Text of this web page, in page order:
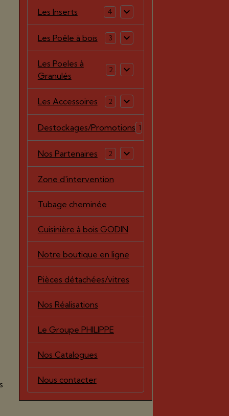
Les Inserts 4
Les Poêle à bois 3
Les Poeles à
Granulés
2
Les Accessoires 2
Destockages/Promotions 1
Nos Partenaires 2
Zone d'intervention
Tubage cheminée
Cuisinière à bois GODIN
Notre boutique en ligne
Pièces détachées/vitres
Nos Réalisations
Le Groupe PHILIPPE
Nos Catalogues
Nous contacter